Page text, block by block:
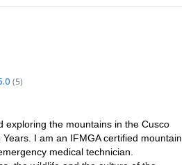
(5)
exploring the mountains in the Cusco
I am an IFMGA certified mountain
medical technician.